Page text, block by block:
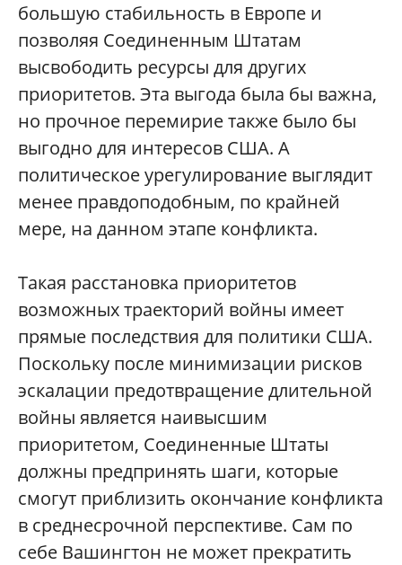
большую стабильность в Европе и
позволяя Соединенным Штатам
высвободить ресурсы для других
приоритетов. Эта выгода была бы важна,
но прочное перемирие также было бы
выгодно для интересов США. А
политическое урегулирование выглядит
менее правдоподобным, по крайней
мере, на данном этапе конфликта.
Такая расстановка приоритетов
возможных траекторий войны имеет
прямые последствия для политики США.
Поскольку после минимизации рисков
эскалации предотвращение длительной
войны является наивысшим
приоритетом, Соединенные Штаты
должны предпринять шаги, которые
смогут приблизить окончание конфликта
в среднесрочной перспективе. Сам по
себе Вашингтон не может прекратить